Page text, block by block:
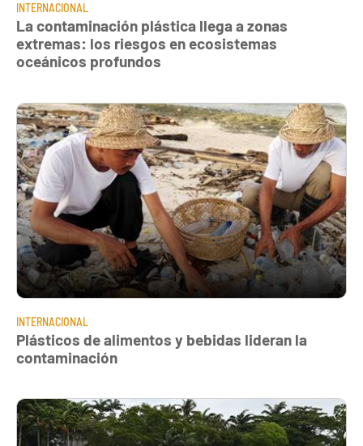
INTERNACIONAL
La contaminación plástica llega a zonas
extremas: los riesgos en ecosistemas
oceánicos profundos
INTERNACIONAL
Plásticos de alimentos y bebidas lideran la
contaminación